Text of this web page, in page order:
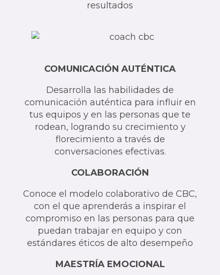
resultados
COMUNICACIÓN AUTÉNTICA
Desarrolla las habilidades de
comunicación auténtica para influir en
tus equipos y en las personas que te
rodean, logrando su crecimiento y
florecimiento a través de
conversaciones efectivas.
COLABORACIÓN
Conoce el modelo colaborativo de CBC,
con el que aprenderás a inspirar el
compromiso en las personas para que
puedan trabajar en equipo y con
estándares éticos de alto desempeño
MAESTRÍA EMOCIONAL